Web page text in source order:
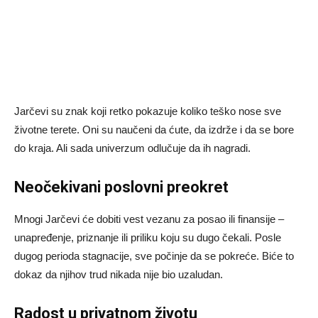
Jarčevi su znak koji retko pokazuje koliko teško nose sve
životne terete. Oni su naučeni da ćute, da izdrže i da se bore
do kraja. Ali sada univerzum odlučuje da ih nagradi.
Neočekivani poslovni preokret
Mnogi Jarčevi će dobiti vest vezanu za posao ili finansije –
unapređenje, priznanje ili priliku koju su dugo čekali. Posle
dugog perioda stagnacije, sve počinje da se pokreće. Biće to
dokaz da njihov trud nikada nije bio uzaludan.
Radost u privatnom životu